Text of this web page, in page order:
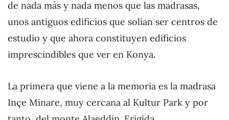
de nada más y nada menos que las madrasas,
unos antiguos edificios que solían ser centros de
estudio y que ahora constituyen edificios
imprescindibles que ver en Konya.
La primera que viene a la memoria es la madrasa
Inçe Minare, muy cercana al Kultur Park y por